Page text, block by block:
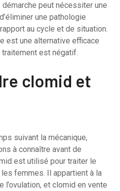
démarche peut nécessiter une
une pathologie
au cycle et de situation.
est une alternative efficace
est négatif.
clomid et
suivant la mécanique,
à connaître avant de
est utilisé pour traiter le
femmes. Il appartient à la
et clomid en vente